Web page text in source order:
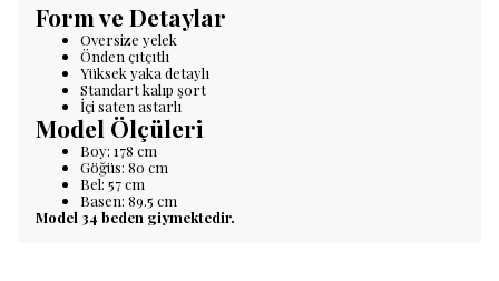
Form ve Detaylar
Oversize yelek
Önden çıtçıtlı
Yüksek yaka detaylı
Standart kalıp şort
İçi saten astarlı
Model Ölçüleri
Boy: 178 cm
Göğüs: 80 cm
Bel: 57 cm
Basen: 89.5 cm
Model 34 beden giymektedir.